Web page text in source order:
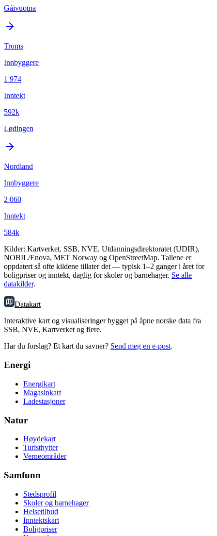
Gáivuotna
Troms
Innbyggere
1 974
Inntekt
592k
Lødingen
Nordland
Innbyggere
2 060
Inntekt
584k
Kilder: Kartverket, SSB, NVE, Utdanningsdirektoratet (UDIR),
NOBIL/Enova, MET Norway og OpenStreetMap. Tallene er
oppdatert så ofte kildene tillater det — typisk 1–2 ganger i året for
boligpriser og inntekt, daglig for skoler og barnehager. Se alle
datakilder.
Datakart
Interaktive kart og visualiseringer bygget på åpne norske data fra
SSB, NVE, Kartverket og flere.
Har du forslag? Et kart du savner? Send meg en e-post.
Energi
Energikart
Magasinkart
Ladestasjoner
Natur
Høydekart
Turisthytter
Verneområder
Samfunn
Stedsprofil
Skoler og barnehager
Helsetilbud
Inntektskart
Boligpriser